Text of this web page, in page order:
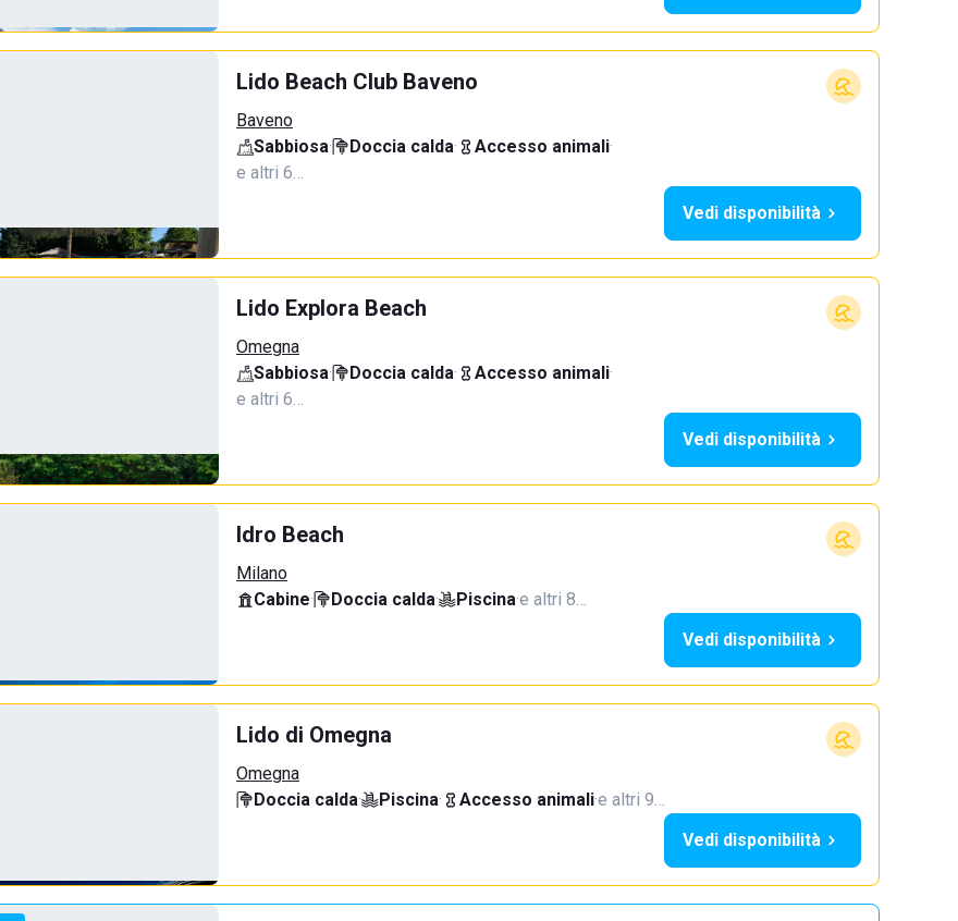
Lido Beach Club Baveno
Baveno
Sabbiosa· Doccia calda· Accesso animali·
e altri 6…
Vedi disponibilità
Lido Explora Beach
Omegna
Sabbiosa· Doccia calda· Accesso animali·
e altri 6…
Vedi disponibilità
Idro Beach
Milano
Cabine· Doccia calda· Piscina·e altri 8…
Vedi disponibilità
Lido di Omegna
Omegna
Doccia calda· Piscina· Accesso animali·e altri 9…
Vedi disponibilità